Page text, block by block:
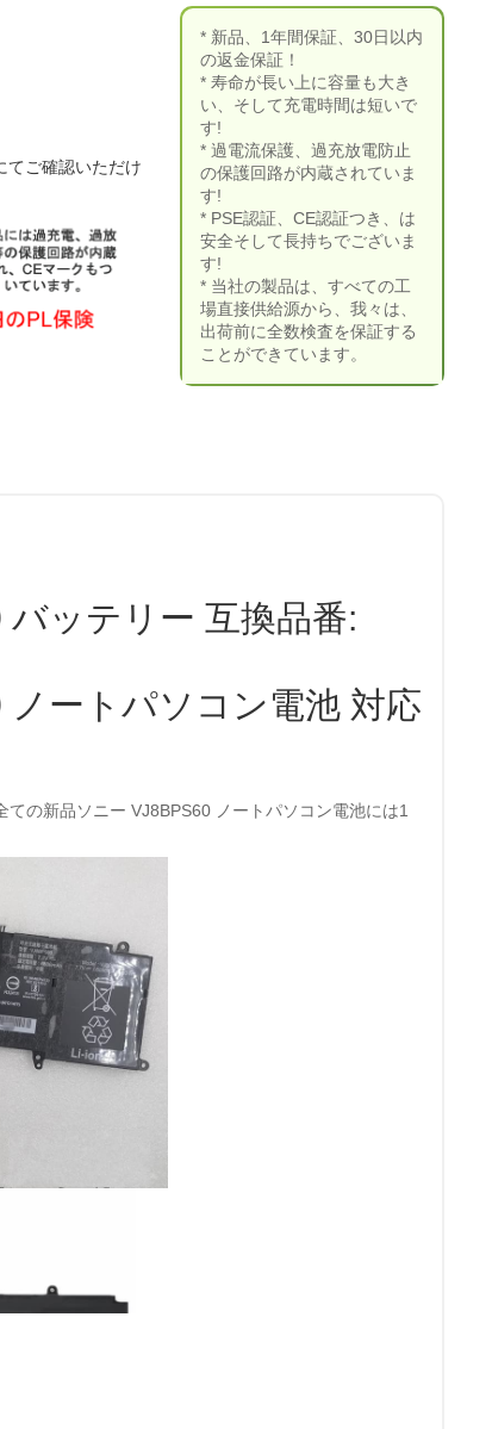
てご確認いただけ
* 新品、1年間保証、30日以内
の返金保証！
* 寿命が長い上に容量も大き
い、そして充電時間は短いで
す!
* 過電流保護、過充放電防止
の保護回路が内蔵されていま
す!
* PSE認証、CE認証つき、は
安全そして長持ちでございま
す!
* 当社の製品は、すべての工
場直接供給源から、我々は、
出荷前に全数検査を保証する
ことができています。
ッテリー 互換品番:
ノートパソコン電池 対応
の新品ソニー VJ8BPS60 ノートパソコン電池には1